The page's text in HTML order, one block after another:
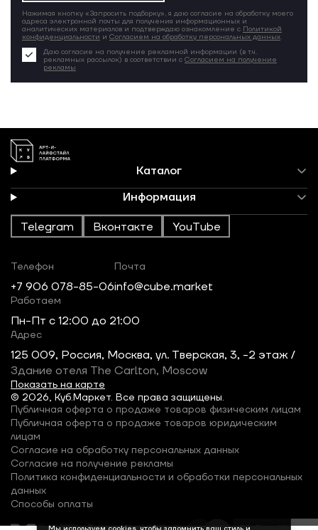
Нажимая кнопку «Запросить подборку», я даю согласие на обработку моего
адреса электронной почты для получения информационных и
аналитических материалов и подтверждаю ознакомление с Политикой
конфиденциальности и Согласием на обработку персональных данных.
Даю согласие на получение рекламной информации (в т.ч.
рекламных рассылок) в соответствии с Согласием на получение
рекламы
Каталог
Информация
Telegram Вконтакте YouTube
© 2026, Куб.Маркет. Все права защищены.
Телефон
+7 906 078-85-06
Почта
info@cube.market
Работаем
Пн-Пт c 12:00 до 21:00
Адрес
125 009, Россия, Москва, ул. Тверская, 3, -2 этаж /
Здание отеля The Carlton, Moscow
Показать на карте
Публичная оферта о продаже товаров физическим лицам
Публичная оферта о продаже товаров юридическим
лицам
Согласие на обработку персональных данных
Согласие на получение рекламы
Политика конфиденциальности и обработки персональных
данных
Способы оплаты